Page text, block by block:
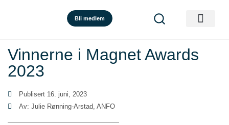
Bli medlem
Vinnerne i Magnet Awards
2023
Publisert 16. juni, 2023
Av: Julie Rønning-Arstad, ANFO